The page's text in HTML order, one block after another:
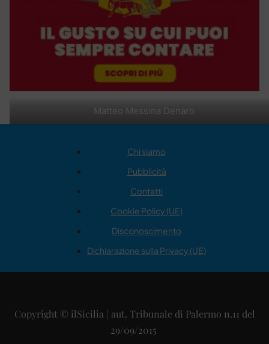
Matteo Messina Denaro
Chi siamo
Pubblicità
Contatti
Cookie Policy (UE)
Disconoscimento
Dichiarazione sulla Privacy (UE)
Copyright © ilSicilia | aut. Tribunale di Palermo n.11 del
29/09/2015